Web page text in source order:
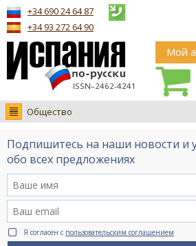
ISSN–2462-4241
+34 690 24 64 87
+34 93 272 64 90
Мой
Общество
Новости
Интервью
Видео Ruso.TV
BCN life
Сервис на немецком
Подпишитесь на наши новости и
обо всех предложениях
Я согласен с пользовательским соглашением